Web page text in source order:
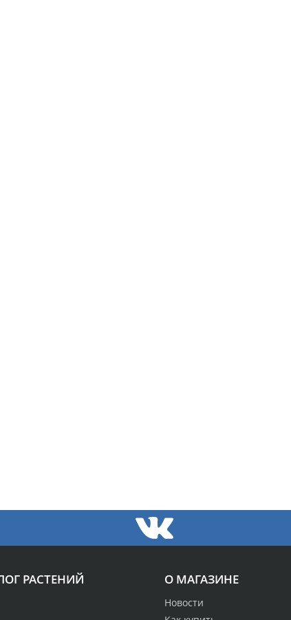
О МАГАЗИНЕ
Новости
РАСТЕНИЙ